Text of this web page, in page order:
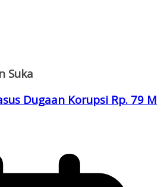
Suka
Dugaan Korupsi Rp. 79 M